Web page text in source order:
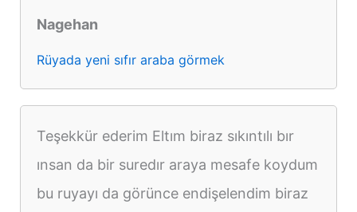
Nagehan
Rüyada yeni sıfır araba görmek
Teşekkür ederim Eltım biraz sıkıntılı bır
ınsan da bir suredır araya mesafe koydum
bu ruyayı da görünce endişelendim biraz